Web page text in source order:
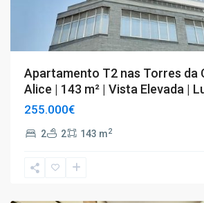
Apartamento T2 nas Torres da
Alice | 143 m² | Vista Elevada |
255.000€
2 2 143 m2